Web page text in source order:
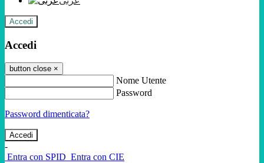
Accedi
Accedi
button close ×
Nome Utente
Password
Password dimenticata?
-
Entra con SPID Entra con CIE